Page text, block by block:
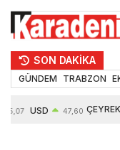
SON DAKİKA
GÜNDEM TRABZON
55,07 USD 47,60 ÇEYREK